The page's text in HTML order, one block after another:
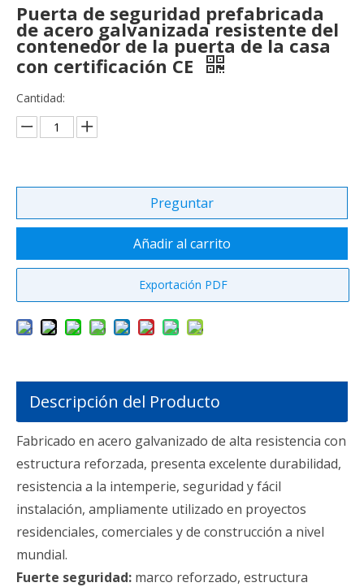
Puerta de seguridad prefabricada
de acero galvanizada resistente del
contenedor de la puerta de la casa
con certificación CE
Cantidad:
Preguntar
Añadir al carrito
Exportación PDF
Descripción del Producto
Fabricado en acero galvanizado de alta resistencia con
estructura reforzada, presenta excelente durabilidad,
resistencia a la intemperie, seguridad y fácil
instalación, ampliamente utilizado en proyectos
residenciales, comerciales y de construcción a nivel
mundial.
Fuerte seguridad: marco reforzado, estructura